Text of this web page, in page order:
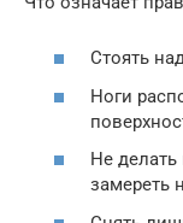
Стоять
Ноги
Не делать
замереть